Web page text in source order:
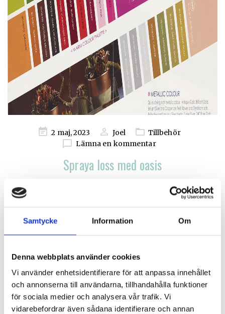
Samtycke Information Om
Denna webbplats använder cookies
Vi använder enhetsidentifierare för att anpassa innehållet
och annonserna till användarna, tillhandahålla funktioner
för sociala medier och analysera vår trafik. Vi
vidarebefordrar även sådana identifierare och annan
Publicerad
2 maj, 2023 Joel
Tillbehör
Lämna en kommentar
Spraya loss med oasis